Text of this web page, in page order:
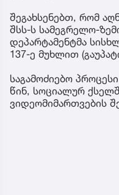
შეგახსენებთ, რომ
შსს-ს სამეგრელო-
დეპარტამენტმა
137-ე მუხლით
საგამოძიებო
წინ, სოციალურ
ვიდეომიმართვების